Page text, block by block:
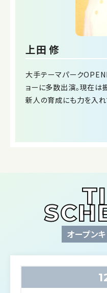
上田 修
大手テーマパーク
ョーに多数出演。現在は
新人の育成にも力を入れ
オープン